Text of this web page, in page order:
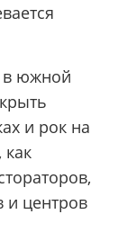
в южной
и рок на
и центров